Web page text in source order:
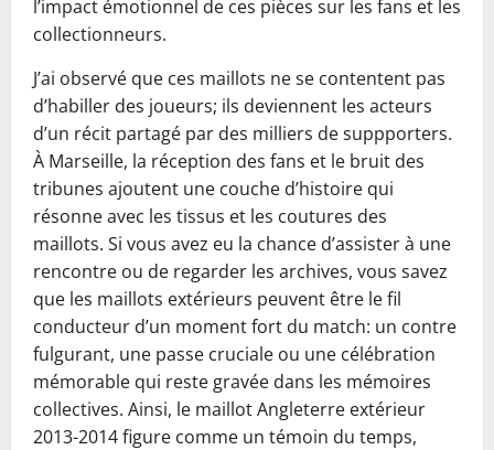
l’impact émotionnel de ces pièces sur les fans et les
collectionneurs.
J’ai observé que ces maillots ne se contentent pas
d’habiller des joueurs; ils deviennent les acteurs
d’un récit partagé par des milliers de suppporters.
À Marseille, la réception des fans et le bruit des
tribunes ajoutent une couche d’histoire qui
résonne avec les tissus et les coutures des
maillots. Si vous avez eu la chance d’assister à une
rencontre ou de regarder les archives, vous savez
que les maillots extérieurs peuvent être le fil
conducteur d’un moment fort du match: un contre
fulgurant, une passe cruciale ou une célébration
mémorable qui reste gravée dans les mémoires
collectives. Ainsi, le maillot Angleterre extérieur
2013-2014 figure comme un témoin du temps,